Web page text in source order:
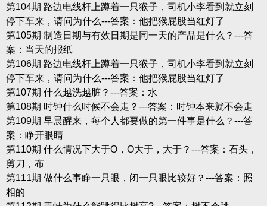
第104期 路边电线杆上蹲着一只猴子，司机小李看到就立刻
停下车来，请问为什么---答案：他把猴屁股当红灯了
第105期 制造日期与有效日期是同一天的产品是什么？---答
案：当天的报纸
第106期 路边电线杆上蹲着一只猴子，司机小李看到就立刻
停下车来，请问为什么---答案：他把猴屁股当红灯了
第107期 什么越洗越脏？---答案：水
第108期 时钟什么时候不会走？---答案：时钟本来就不会走
第109期 早晨醒来，每个人都要做的第一件事是什么？---答
案：睁开眼睛
第110期 什么情况下大于O，O大于，大于？---答案：石头，
剪刀，布
第111期 做什么事睁一只眼，闭一只眼比较好？---答案：照
相的